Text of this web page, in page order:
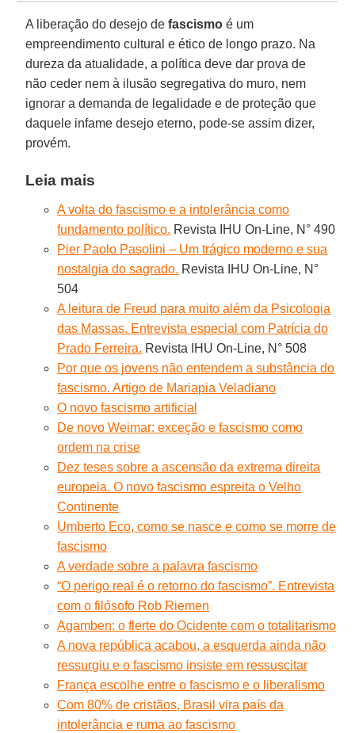
A liberação do desejo defascismo é um
empreendimento cultural e ético de longo prazo. Na
dureza da atualidade, a política deve dar prova de
não ceder nem à ilusão segregativa do muro, nem
ignorar a demanda de legalidade e de proteção que
daquele infame desejo eterno, pode-se assim dizer,
provém.
Leia mais
A volta do fascismo e a intolerância como
fundamento político. Revista IHU On-Line, N° 490
Pier Paolo Pasolini – Um trágico moderno e sua
nostalgia do sagrado. Revista IHU On-Line, N°
504
A leitura de Freud para muito além da Psicologia
das Massas. Entrevista especial com Patrícia do
Prado Ferreira. Revista IHU On-Line, N° 508
Por que os jovens não entendem a substância do
fascismo. Artigo de Mariapia Veladiano
O novo fascismo artificial
De novo Weimar: exceção e fascismo como
ordem na crise
Dez teses sobre a ascensão da extrema direita
europeia. O novo fascismo espreita o Velho
Continente
Umberto Eco, como se nasce e como se morre de
fascismo
A verdade sobre a palavra fascismo
“O perigo real é o retorno do fascismo”. Entrevista
com o filósofo Rob Riemen
Agamben: o flerte do Ocidente com o totalitarismo
A nova república acabou, a esquerda ainda não
ressurgiu e o fascismo insiste em ressuscitar
França escolhe entre o fascismo e o liberalismo
Com 80% de cristãos, Brasil vira país da
intolerância e ruma ao fascismo